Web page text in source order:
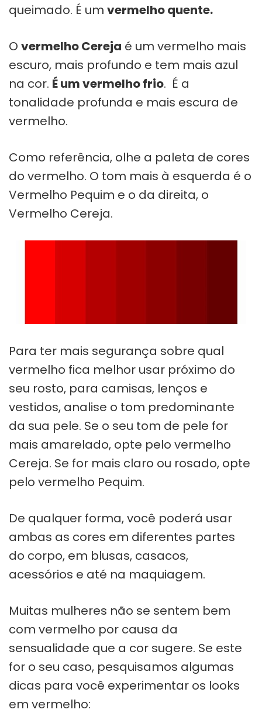
queimado. É um vermelho quente.
O vermelho Cereja é um vermelho mais
escuro, mais profundo e tem mais azul
na cor. É um vermelho frio. É a
tonalidade profunda e mais escura de
vermelho.
Como referência, olhe a paleta de cores
do vermelho. O tom mais à esquerda é o
Vermelho Pequim e o da direita, o
Vermelho Cereja.
Para ter mais segurança sobre qual
vermelho fica melhor usar próximo do
seu rosto, para camisas, lenços e
vestidos, analise o tom predominante
da sua pele. Se o seu tom de pele for
mais amarelado, opte pelo vermelho
Cereja. Se for mais claro ou rosado, opte
pelo vermelho Pequim.
De qualquer forma, você poderá usar
ambas as cores em diferentes partes
do corpo, em blusas, casacos,
acessórios e até na maquiagem.
Muitas mulheres não se sentem bem
com vermelho por causa da
sensualidade que a cor sugere. Se este
for o seu caso, pesquisamos algumas
dicas para você experimentar os looks
em vermelho: